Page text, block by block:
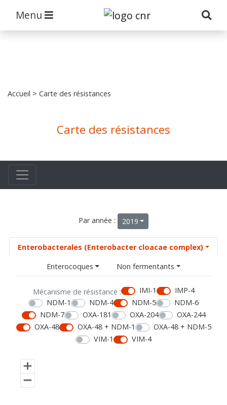
Menu
Accueil > Carte des résistances
Carte des résistances
Par année : 2019
Enterobacterales (Enterobacter cloacae complex)
Enterocoques
Non fermentants
Mécanisme de résistance : IMI-1
IMP-4
NDM-1
NDM-4 NDM-5
NDM-6
NDM-7
OXA-181 OXA-204
OXA-244
OXA-48
OXA-48 + NDM-1
OXA-48 + NDM-5
VIM-1
VIM-4